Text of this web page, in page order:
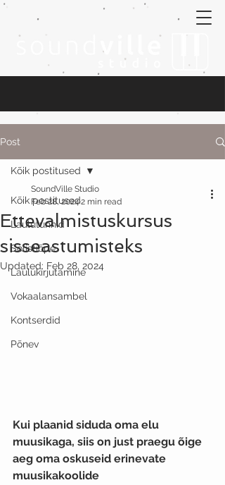
Post
Kõik postitused
Laulutunnid
Solistiõpe
Laulukirjutamine
Vokaalansambel
Kontserdid
Põnev
Kõik postitused
Ettevalmistuskursus
sisseastumisteks
SoundVille Studio
Feb 28, 20242 min read
Updated: Feb 28, 2024
Kui plaanid siduda oma elu
muusikaga, siis on just praegu õige
aeg oma oskuseid erinevate
muusikakoolide